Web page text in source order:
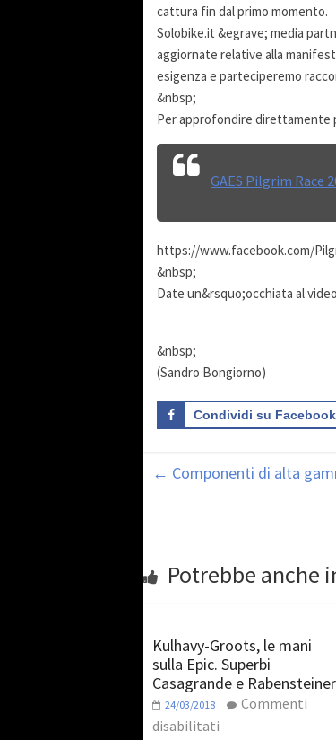
cattura fin dal primo momento.
Solobike.it &egrave; media
aggiornate relative alla
esigenza e parteciperemo
&nbsp;
Per approfondire direttamente
GAES Pilgrim Race
https://www.facebook.com/
&nbsp;
Date un&rsquo;occhiata al
&nbsp;
(Sandro Bongiorno)
Condividi su Facebook
← Componenti di alta
Potrebbe anche
Kulhavy-Groots, le mani
sulla Epic. Superbi
Casagrande e Rabensteiner
24/03/2018
Commenti
disabilitati